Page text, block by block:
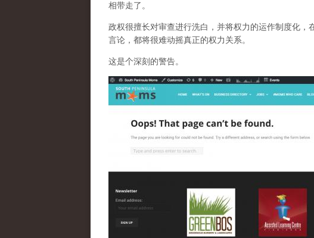
相带走了。
政权很擅长对审查进行洗白，并将权力的运作制度化
言论，都将很难动摇真正的权力关系。
这是个深刻的警告。